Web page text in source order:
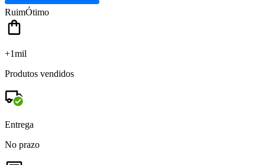
RuimÓtimo
+1mil
Produtos vendidos
Entrega
No prazo